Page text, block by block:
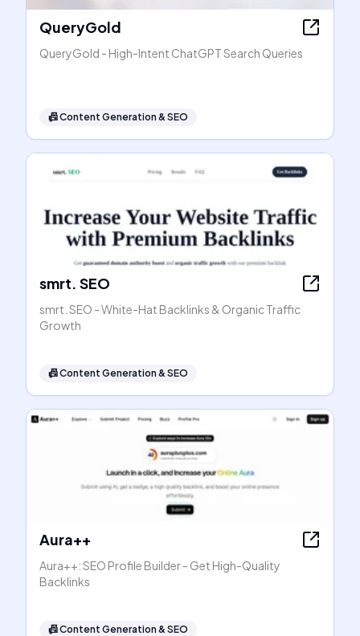
QueryGold
QueryGold - High-Intent ChatGPT Search Queries
📠Content Generation & SEO
smrt. SEO
smrt. SEO - White-Hat Backlinks & Organic Traffic
Growth
📠Content Generation & SEO
Aura++
Aura++: SEO Profile Builder - Get High-Quality
Backlinks
📠Content Generation & SEO